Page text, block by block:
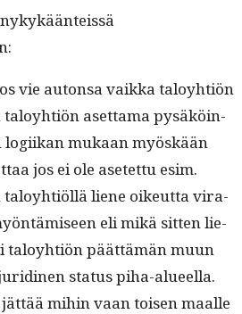
vie auton­sa vaik­ka taloy­htiön
taloy­htiön aset­ta­ma pysäköin­
mukaan myöskään
jos ei ole asetet­tu esim.
taloy­htiöl­lä liene oikeut­ta vira­
eli mikä sit­ten lie­
taloy­htiön päät­tämän muun
sta­tus piha-alueel­la.
mihin vaan toisen maalle